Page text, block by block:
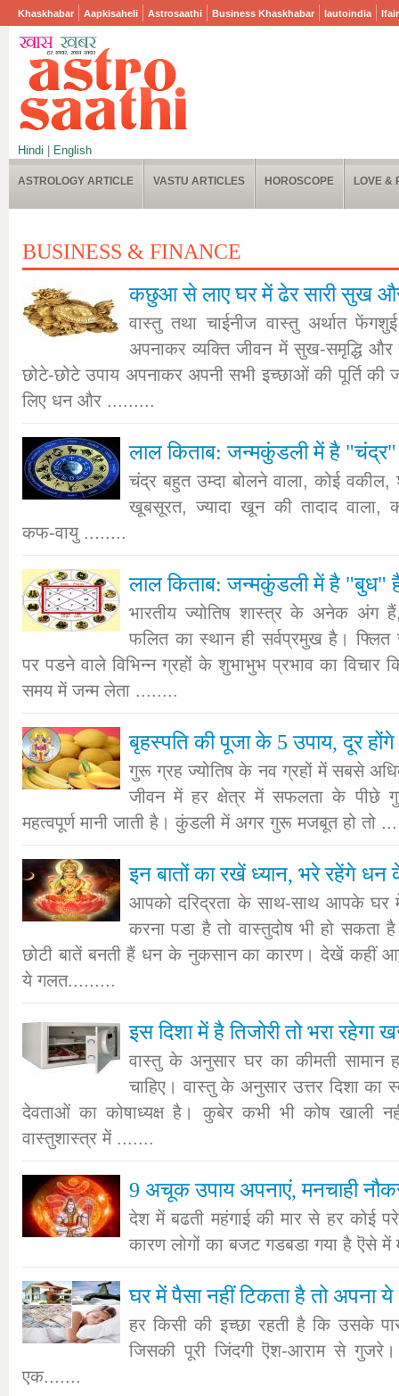
Khaskhabar Aapkisaheli Astrosaathi Business Khaskhabar Iautoindia
Hindi English
ASTROLOGY ARTICLE VASTU ARTICLES HOROSCOPE LOVE &
BUSINESS & FINANCE
कछुआ से लाए घर में ढेर सारी सुख और
वास्तु तथा चाईनीज वास्तु अर्थात
अपनाकर व्यक्ति जीवन में सुख-समृद्धि
छोटे-छोटे उपाय अपनाकर अपनी सभी इच्छाओं की पूर्ति की
लिए धन और .........
लाल किताब: जन्मकुंडली में है "चंद्र"
चंद्र बहुत उम्दा बोलने वाला, कोई वकील,
खूबसूरत, ज्यादा खून की तादाद वाला,
कफ-वायु ........
लाल किताब: जन्मकुंडली में है "बुध"
भारतीय ज्योतिष शास्त्र के अनेक अंग
फलित का स्थान ही सर्वप्रमुख है। फ्लित
पर पडने वाले विभिन्न ग्रहों के शुभाभुभ प्रभाव का विचार
समय में जन्म लेता ........
बृहस्पति की पूजा के 5 उपाय, दूर होंगे
गुरू ग्रह ज्योतिष के नव ग्रहों में सबसे
जीवन में हर क्षेत्र में सफलता के पीछे
महत्वपूर्ण मानी जाती है। कुंडली में अगर गुरू मजबूत हो तो
इन बातों का रखें ध्यान, भरे रहेंगे धन
आपको दरिद्रता के साथ-साथ आपके घर
करना पडा है तो वास्तुदोष भी हो सकता
छोटी बातें बनती हैं धन के नुकसान का कारण। देखें कहीं
ये गलत.........
इस दिशा में है तिजोरी तो भरा रहेगा
वास्तु के अनुसार घर का कीमती सामान
चाहिए। वास्तु के अनुसार उत्तर दिशा का
देवताओं का कोषाध्यक्ष है। कुबेर कभी भी कोष खाली
वास्तुशास्त्र में .......
9 अचूक उपाय अपनाएं, मनचाही
देश में बढती महंगाई की मार से हर कोई
कारण लोगों का बजट गडबडा गया है ऎसे में
घर में पैसा नहीं टिकता है तो अपना ये
हर किसी की इच्छा रहती है कि उसके
जिसकी पूरी जिंदगी ऎश-आराम से
एक.......